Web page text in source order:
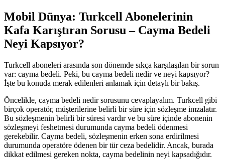
Mobil Dünya: Turkcell Abonelerinin
Kafa Karıştıran Sorusu – Cayma Bedeli
Neyi Kapsıyor?
Turkcell aboneleri arasında son dönemde sıkça karşılaşılan bir sorun
var: cayma bedeli. Peki, bu cayma bedeli nedir ve neyi kapsıyor?
İşte bu konuda merak edilenleri anlamak için detaylı bir bakış.
Öncelikle, cayma bedeli nedir sorusunu cevaplayalım. Turkcell gibi
birçok operatör, müşterilerine belirli bir süre için sözleşme imzalatır.
Bu sözleşmenin belirli bir süresi vardır ve bu süre içinde abonenin
sözleşmeyi feshetmesi durumunda cayma bedeli ödenmesi
gerekebilir. Cayma bedeli, sözleşmenin erken sona erdirilmesi
durumunda operatöre ödenen bir tür ceza bedelidir. Ancak, burada
dikkat edilmesi gereken nokta, cayma bedelinin neyi kapsadığıdır.